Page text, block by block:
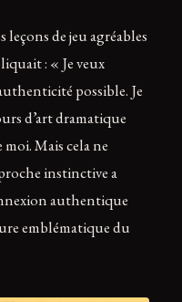
leçons de jeu agréables
: « Je veux
possible. Je
d’art dramatique
Mais cela ne
instinctive a
authentique
emblématique du